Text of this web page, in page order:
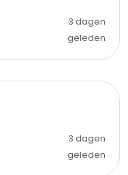
3 dagen
geleden
3 dagen
geleden